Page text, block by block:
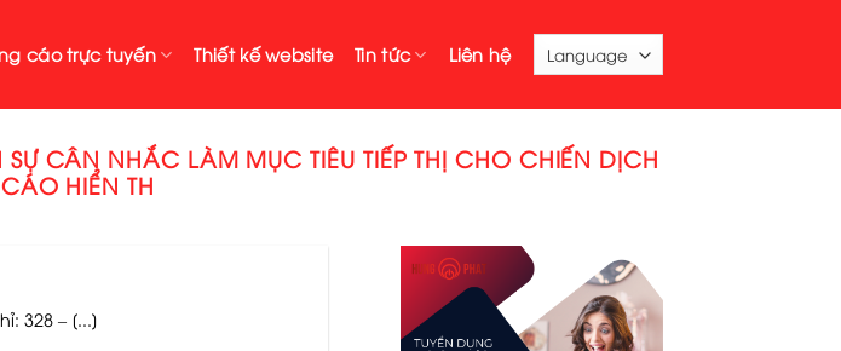
cáo trực tuyến Thiết kế website Tin tức Liên hệ
CÂN NHẮC LÀM MỤC TIÊU TIẾP THỊ CHO CHIẾN DỊCH
HIỂN TH
328 – [...]